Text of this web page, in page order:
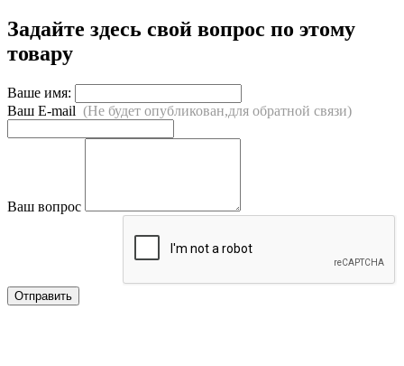
Задайте здесь свой вопрос по этому
товару
Ваше имя:
Ваш E-mail (Не будет опубликован,для обратной связи)
Ваш вопрос
Отправить